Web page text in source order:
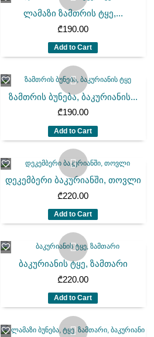
ლამაზი ზამთრის ტყე,...
₾190.00
Add to Cart
ზამთრის ბუნება, ბაკურიანის...
₾190.00
Add to Cart
დეკემბერი ბაკურიანში, თოვლი
₾220.00
Add to Cart
ბაკურიანის ტყე, ზამთარი
₾220.00
Add to Cart